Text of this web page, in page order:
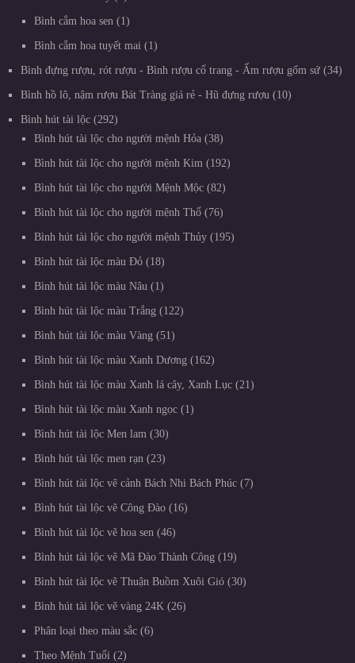
Bình cắm hoa sen 1
Bình cắm hoa tuyết mai 1
Bình đựng rượu, rót rượu - Bình rượu cổ trang - Ấm rượu gốm sứ 34
Bình hồ lô, nậm rượu Bát Tràng giá rẻ - Hũ đựng rượu 10
Bình hút tài lộc
292
Bình hút tài lộc cho người mệnh Hỏa
38
Bình hút tài lộc cho người mệnh Kim 192
Bình hút tài lộc cho người Mệnh Mộc 82
Bình hút tài lộc cho người mệnh Thổ 76
Bình hút tài lộc cho người mệnh Thủy 195
Bình hút tài lộc màu Đỏ 18
Bình hút tài lộc màu Nâu 1
Bình hút tài lộc màu Trắng 122
Bình hút tài lộc màu Vàng 51
Bình hút tài lộc màu Xanh Dương 162
Bình hút tài lộc màu Xanh lá cây, Xanh Lục 21
Bình hút tài lộc màu Xanh ngọc 1
Bình hút tài lộc Men lam 30
Bình hút tài lộc men rạn 23
Bình hút tài lộc vẽ cảnh Bách Nhi Bách Phúc 7
Bình hút tài lộc vẽ Công Đào 16
Bình hút tài lộc vẽ hoa sen 46
Bình hút tài lộc vẽ Mã Đào Thành Công 19
Bình hút tài lộc vẽ Thuận Buồm Xuôi Gió 30
Bình hút tài lộc vẽ vàng 24K 26
Phân loại theo màu sắc 6
Theo Mệnh Tuổi 2